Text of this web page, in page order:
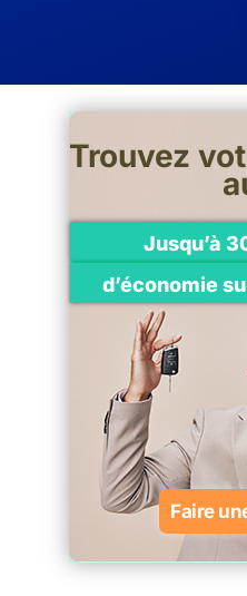
Trouvez
Jusqu’à
d’économie
Faire